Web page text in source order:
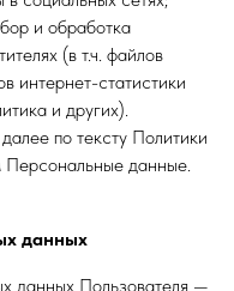
и обработка
(в т.ч. файлов
интернет-статистики
и других).
по тексту Политики
данные.
данных
данных Пользователя —